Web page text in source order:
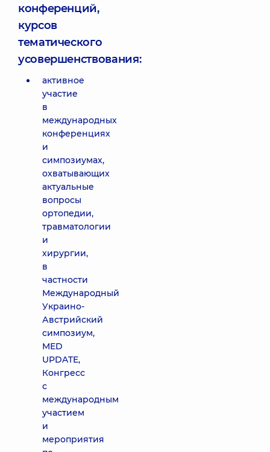
конференций,
курсов
тематического
усовершенствования:
активное
участие
в
международных
конференциях
и
симпозиумах,
охватывающих
актуальные
вопросы
ортопедии,
травматологии
и
хирургии,
в
частности
Международный
Украино-
Австрийский
симпозиум,
MED
UPDATE,
Конгресс
с
международным
участием
и
мероприятия